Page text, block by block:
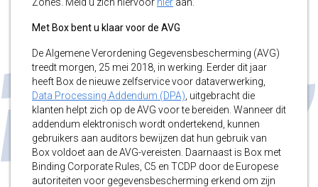
Met Box bent u klaar voor de AVG
De Algemene Verordening Gegevensbescherming (AVG)
treedt morgen, 25 mei 2018, in werking. Eerder dit jaar
heeft Box de nieuwe zelfservice voor dataverwerking,
Data Processing Addendum (DPA) , uitgebracht die
klanten helpt zich op de AVG voor te bereiden. Wanneer dit
addendum elektronisch wordt ondertekend, kunnen
gebruikers aan auditors bewijzen dat hun gebruik van
Box voldoet aan de AVG-vereisten. Daarnaast is Box met
Binding Corporate Rules, C5 en TCDP door de Europese
autoriteiten voor gegevensbescherming erkend om zijn